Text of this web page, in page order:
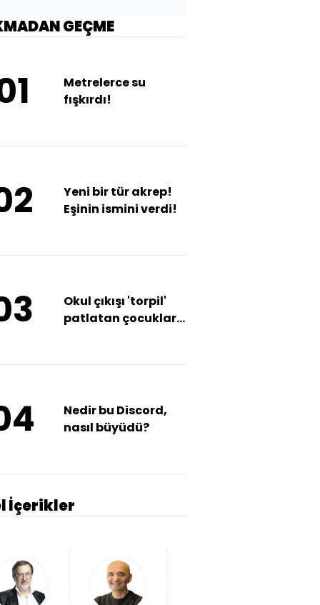
İçerikler
GEÇME
Metrelerce su
fışkırdı!
Yeni bir tür akrep!
Eşinin ismini verdi!
Okul çıkışı 'torpil'
patlatan çocuklara
Nedir bu Discord,
nasıl büyüdü?